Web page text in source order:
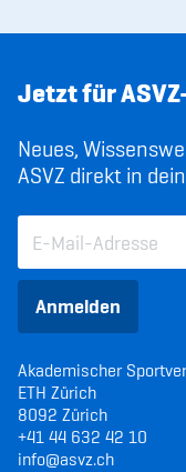
Jetzt für
Neues,
ASVZ direkt in
Anmelden
Akademischer
ETH Zürich
8092 Zürich
+41 44 632 42 10
info@asvz.ch